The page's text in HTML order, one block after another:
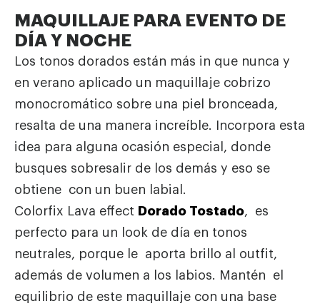
MAQUILLAJE PARA EVENTO DE
DÍA Y NOCHE
Los tonos dorados están más in que nunca y
en verano aplicado un maquillaje cobrizo
monocromático sobre una piel bronceada,
resalta de una manera increíble. Incorpora esta
idea para alguna ocasión especial, donde
busques sobresalir de los demás y eso se
obtiene con un buen labial.
Colorfix Lava effect Dorado Tostado, es
perfecto para un look de día en tonos
neutrales, porque le aporta brillo al outfit,
además de volumen a los labios. Mantén el
equilibrio de este maquillaje con una base